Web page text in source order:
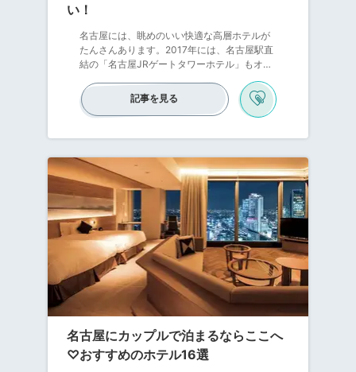
い！
名古屋には、眺めのいい快適な高層ホテルが
たんさんあります。2017年には、名古屋駅直
結の「名古屋JRゲートタワーホテル」もオー
景とともに贅沢なステイが楽しめる個性的な
ホテルがそろいました。名古屋観光の際はも
ちろん、夜景だけを満喫するために宿泊する
す。
記事を見る
名古屋にカップルで泊まるならここへ
♡おすすめのホテル16選